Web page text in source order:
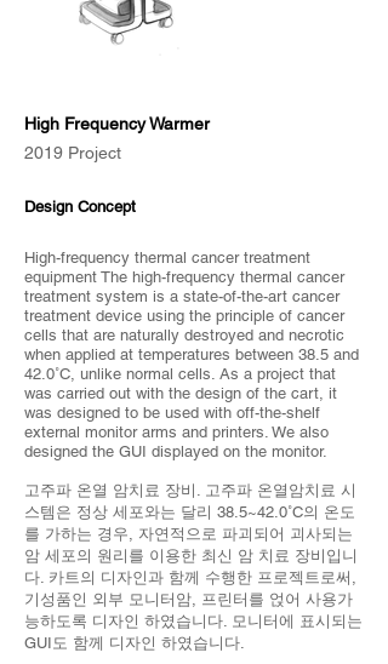
High Frequency Warmer
2019 Project
Design Concept
High-frequency thermal cancer treatment
equipment The high-frequency thermal cancer
treatment system is a state-of-the-art cancer
treatment device using the principle of cancer
cells that are naturally destroyed and necrotic
when applied at temperatures between 38.5 and
42.0˚C, unlike normal cells. As a project that
was carried out with the design of the cart, it
was designed to be used with off-the-shelf
external monitor arms and printers. We also
designed the GUI displayed on the monitor.
고주파 온열 암치료 장비. 고주파 온열암치료 시
스템은 정상 세포와는 달리 38.5~42.0˚C의 온도
를 가하는 경우, 자연적으로 파괴되어 괴사되는
암 세포의 원리를 이용한 최신 암 치료 장비입니
다. 카트의 디자인과 함께 수행한 프로젝트로써,
기성품인 외부 모니터암, 프린터를 얹어 사용가
능하도록 디자인 하였습니다. 모니터에 표시되는
GUI도 함께 디자인 하였습니다.